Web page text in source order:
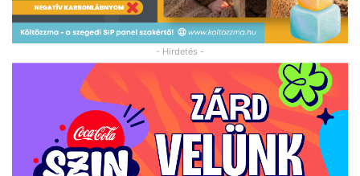
- Hirdetés -